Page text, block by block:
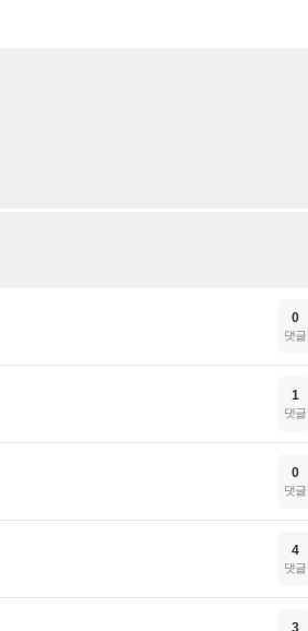
0
댓글
1
댓글
0
댓글
4
댓글
3